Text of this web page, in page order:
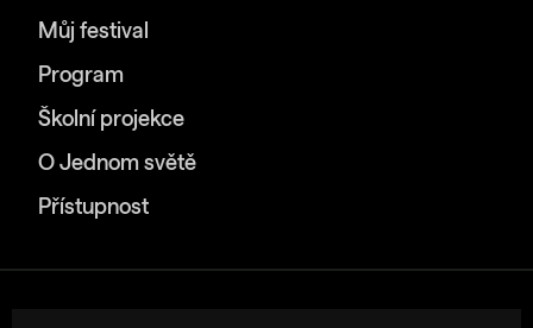
Můj festival
Program
Školní projekce
O Jednom světě
Přístupnost